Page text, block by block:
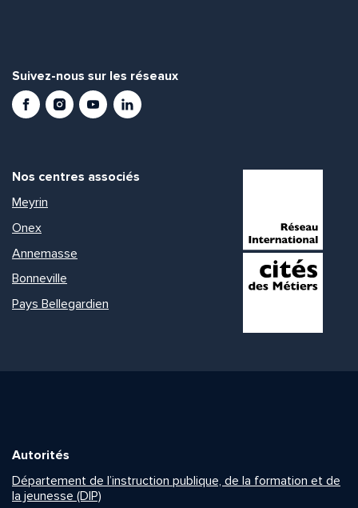
Suivez-nous sur les réseaux
FacebookInstagramYoutubeLinkedIn
Nos centres associés
Meyrin
Onex
Annemasse
Bonneville
Pays Bellegardien
Autorités
Département de l’instruction publique, de la formation et de
la jeunesse (DIP)